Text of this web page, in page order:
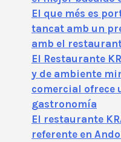
El que més es
tancat amb un
amb el
El Restaurante
y de ambiente
comercial ofrece
gastronomía
El restaurante
referente en